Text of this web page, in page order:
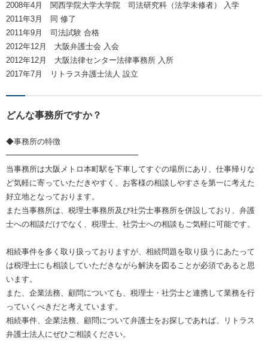
2008年4月 関西学院大学大学院 司法研究科（法学未修者） 入学
2011年3月 同 修了
2011年9月 司法試験 合格
2012年12月 大阪弁護士会 入会
2012年12月 大阪法律センター法律事務所 入所
2017年7月 リトラス弁護士法人 設立
どんな事務所ですか？
◆事務所の特徴
━━━━━━━━━━━━━━━━━
当事務所は大阪メトロ本町駅を下車してすぐの場所にあり、仕事帰りな
ど気軽に寄っていただきやすく、お客様の相談しやすさを第一に考えた
好立地となっております。
また当事務所は、税理士事務所及び社労士事務所を併設しており、弁護
士への相談だけでなく、税理士、社労士への相談もご気軽に可能です。
相続事件を多く取り扱っておりますが、相続問題を取り扱うにあたって
は税理士にも相談していただきながら解決を図ることが必須であると思
います。
また、企業法務、顧問についても、税理士・社労士と連携して業務を行
っていくべきだと考えています。
相続事件、企業法務、顧問について弁護士をお探しであれば、リトラス
弁護士法人にぜひご相談ください。